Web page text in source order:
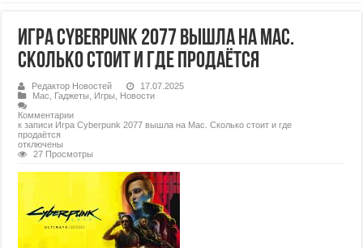
Игра Cyberpunk 2077 вышла на Mac.
Сколько стоит и где продаётся
Редактор Новостей
17.07.2025
Mac
Гаджеты Игры
Новости
Комментарии
к записи Игра Cyberpunk 2077 вышла на Mac. Сколько стоит и где
продаётся
отключены
27 Просмотры